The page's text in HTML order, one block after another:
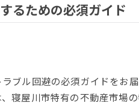
るための必須ガイド
ブル回避の必須ガイドをお
寝屋川市特有の不動産市場